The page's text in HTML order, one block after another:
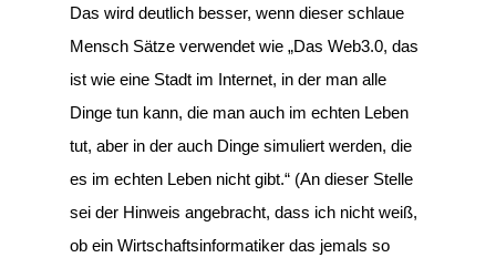
Das wird deutlich besser, wenn dieser schlaue
Mensch Sätze verwendet wie „Das Web3.0, das
ist wie eine Stadt im Internet, in der man alle
Dinge tun kann, die man auch im echten Leben
tut, aber in der auch Dinge simuliert werden, die
es im echten Leben nicht gibt.“ (An dieser Stelle
sei der Hinweis angebracht, dass ich nicht weiß,
ob ein Wirtschaftsinformatiker das jemals so